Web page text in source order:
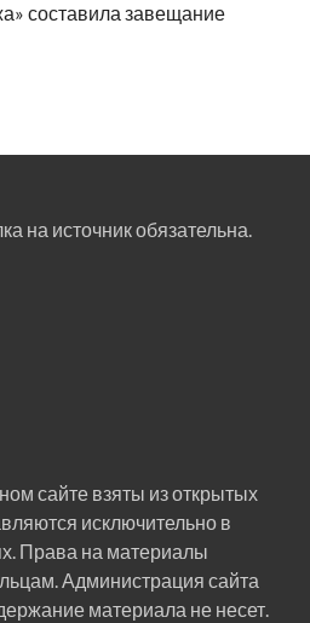
составила завещание
на источник обязательна.
сайте взяты из открытых
исключительно в
Права на материалы
Администрация сайта
материала не несет.